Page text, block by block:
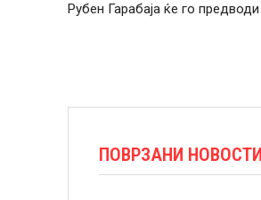
Рубен Гарабаја ќе го
ПОВРЗАНИ НОВОСТИ